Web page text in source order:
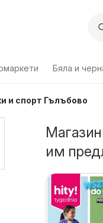
Бяла и
и спорт Гълъбово
им